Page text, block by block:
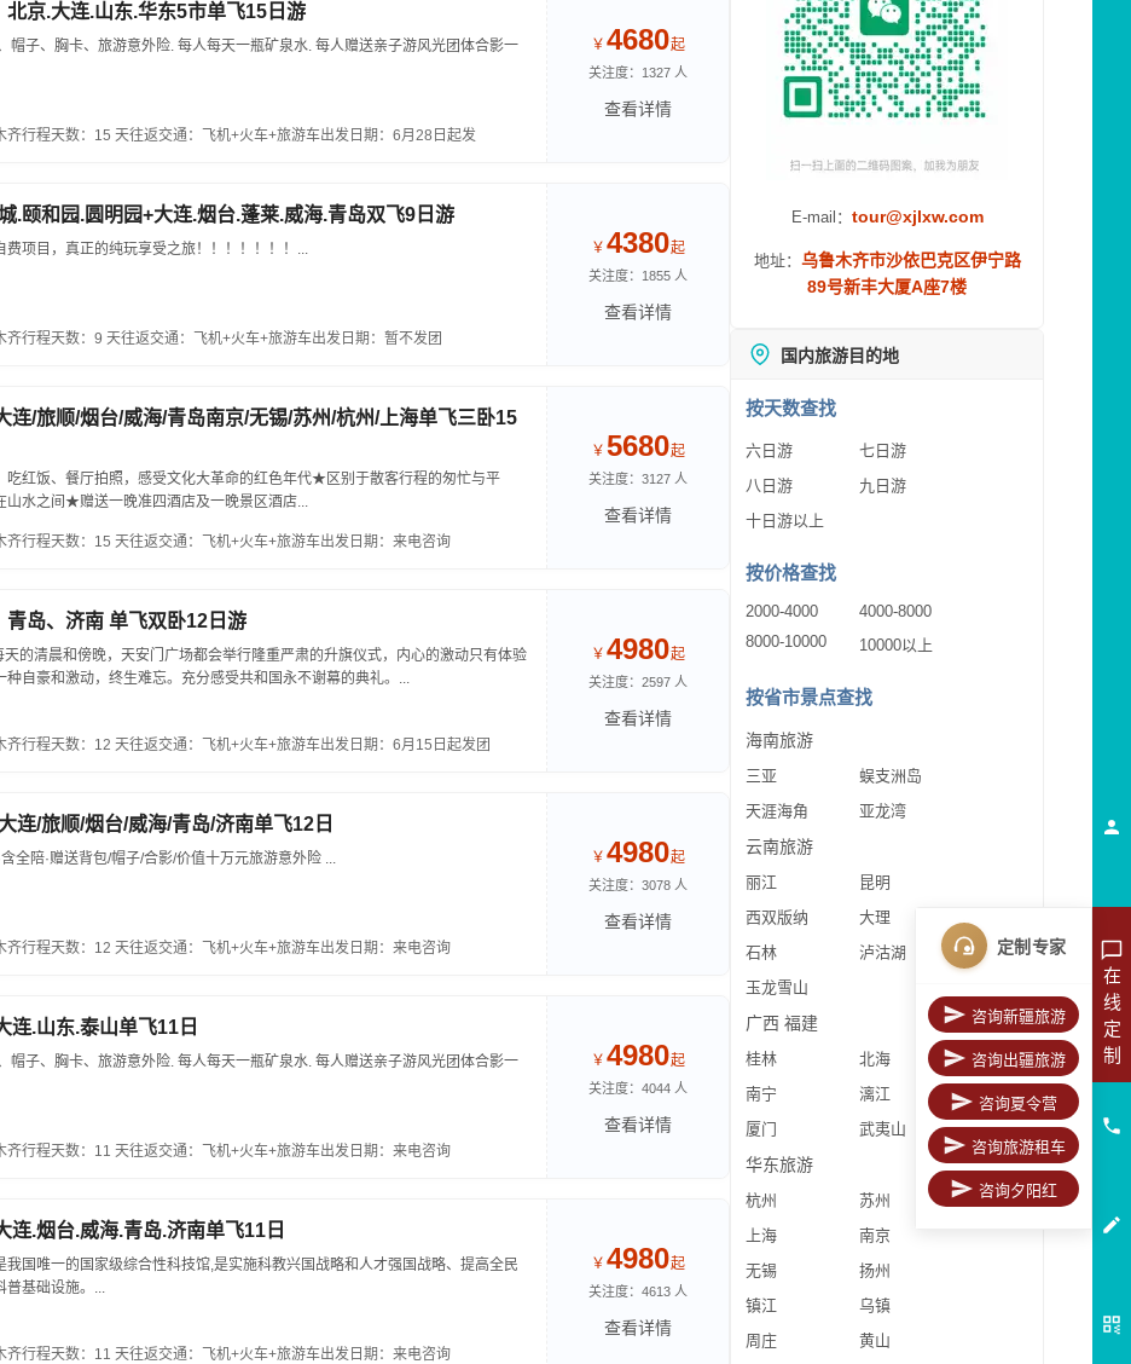
北京.大连.山东.华东5市单飞15日游
帽子、胸卡、旅游意外险. 每人每天一瓶矿泉水. 每人赠送亲子游风光团体合影一
齐行程天数：15 天往返交通：飞机+火车+旅游车出发日期：6月28日起发
￥ 4680起
关注度：1327 人
查看详情
.颐和园.圆明园+大连.烟台.蓬莱.威海.青岛双飞9日游
费项目，真正的纯玩享受之旅！！！！！！！...
齐行程天数：9 天往返交通：飞机+火车+旅游车出发日期：暂不发团
￥ 4380起
关注度：1855 人
查看详情
连/旅顺/烟台/威海/青岛南京/无锡/苏州/杭州/上海单飞三卧15
红饭、餐厅拍照，感受文化大革命的红色年代★区别于散客行程的匆忙与平
山水之间★赠送一晚准四酒店及一晚景区酒店...
齐行程天数：15 天往返交通：飞机+火车+旅游车出发日期：来电咨询
￥ 5680起
关注度：3127 人
查看详情
青岛、济南 单飞双卧12日游
天的清晨和傍晚，天安门广场都会举行隆重严肃的升旗仪式，内心的激动只有体验
种自豪和激动，终生难忘。充分感受共和国永不谢幕的典礼。...
齐行程天数：12 天往返交通：飞机+火车+旅游车出发日期：6月15日起发团
￥ 4980起
关注度：2597 人
查看详情
连/旅顺/烟台/威海/青岛/济南单飞12日
全陪·赠送背包/帽子/合影/价值十万元旅游意外险 ...
齐行程天数：12 天往返交通：飞机+火车+旅游车出发日期：来电咨询
￥ 4980起
关注度：3078 人
查看详情
连.山东.泰山单飞11日
帽子、胸卡、旅游意外险. 每人每天一瓶矿泉水. 每人赠送亲子游风光团体合影一
齐行程天数：11 天往返交通：飞机+火车+旅游车出发日期：来电咨询
￥ 4980起
关注度：4044 人
查看详情
连.烟台.威海.青岛.济南单飞11日
我国唯一的国家级综合性科技馆,是实施科教兴国战略和人才强国战略、提高全民
普基础设施。...
齐行程天数：11 天往返交通：飞机+火车+旅游车出发日期：来电咨询
￥ 4980起
关注度：4613 人
查看详情
E-mail： tour@xjlxw.com
地址： 乌鲁木齐市沙依巴克区伊宁路
89号新丰大厦A座7楼
国内旅游目的地
按天数查找
六日游
七日游
八日游
九日游
十日游以上
按价格查找
2000-4000
4000-8000
8000-10000
10000以上
按省市景点查找
海南旅游
三亚
蜈支洲岛
天涯海角
亚龙湾
云南旅游
丽江
昆明
西双版纳
大理
石林
泸沽湖
玉龙雪山
广西 福建
桂林
北海
南宁
漓江
厦门
武夷山
华东旅游
杭州
苏州
上海
南京
无锡
扬州
镇江
乌镇
周庄
黄山
在
线
定
制
定制专家
咨询新疆旅游
咨询出疆旅游
咨询夏令营
咨询旅游租车
咨询夕阳红